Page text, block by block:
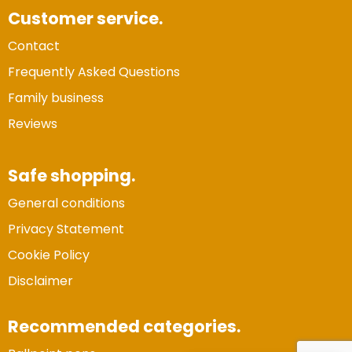
Customer service.
Contact
Frequently Asked Questions
Family business
Reviews
Safe shopping.
General conditions
Privacy Statement
Cookie Policy
Disclaimer
Recommended categories.